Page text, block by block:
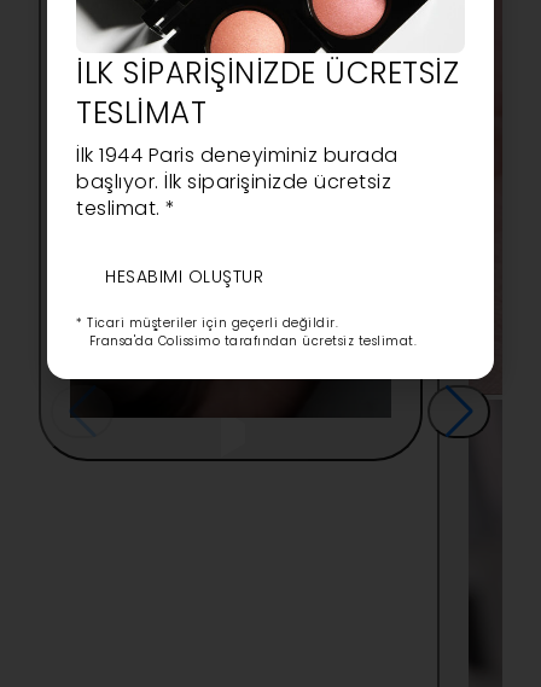
İLK SIPARIŞINIZDE ÜCRETSIZ
TESLIMAT
İlk 1944 Paris deneyiminiz burada
başlıyor. İlk siparişinizde ücretsiz
teslimat. *
HESABIMI OLUŞTUR
* Ticari müşteriler için geçerli değildir.
Fransa'da Colissimo tarafından ücretsiz teslimat.